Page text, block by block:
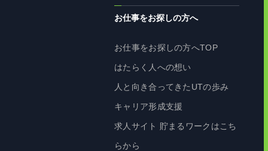
お仕事をお探しの方へ
お仕事をお探しの方へTOP
はたらく人への想い
人と向き合ってきたUTの歩み
キャリア形成支援
求人サイト 貯まるワークはこち
らから